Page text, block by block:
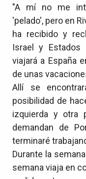
"A mí no me
'pelado', pero en
ha recibido y
Israel y Estados
viajará a España
de unas
Allí se
posibilidad de
izquierda y otra
demandan de
terminaré
Durante la
semana viaja en